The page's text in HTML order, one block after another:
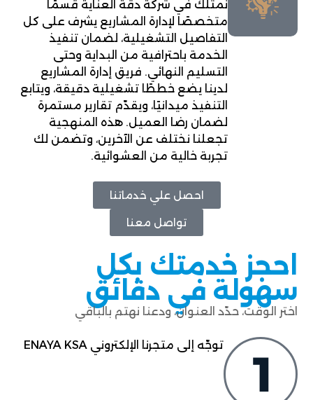
نمتلك في شركة دقة العناية قسمًا
متخصصًا لإدارة المشاريع يشرف على كل
التفاصيل التشغيلية، لضمان تنفيذ
الخدمة باحترافية من البداية وحتى
التسليم النهائي. فريق إدارة المشاريع
لدينا يضع خططًا تشغيلية دقيقة، ويتابع
التنفيذ ميدانيًا، ويقدّم تقارير مستمرة
لضمان رضا العميل. هذه المنهجية
تجعلنا نختلف عن الآخرين، وتضمن لك
تجربة خالية من العشوائية.
احصل علي خدماتنا
تواصل معنا
احجز خدمتك بكل
سهولة في دقائق
اختر الوقت، حدّد العنوان، ودعنا نهتم بالباقي
توجّه إلى متجرنا الإلكتروني ENAYA KSA